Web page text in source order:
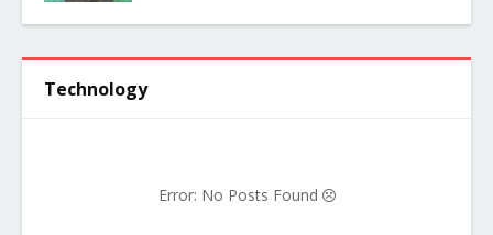
Technology
Error: No Posts Found